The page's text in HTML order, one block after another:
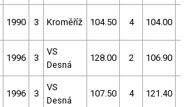
1990 3 Kroměříž 104.50 4 104.00
1996 3
VS
Desná
128.00 2 106.90
1996 3
VS
Desná
107.50 4 121.40